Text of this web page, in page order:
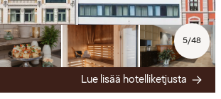
5/48
Lue lisää hotelliketjusta